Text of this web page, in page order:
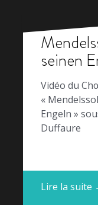
seinen
Vidéo du
«
Engeln »
Duffaure
Lire la suite